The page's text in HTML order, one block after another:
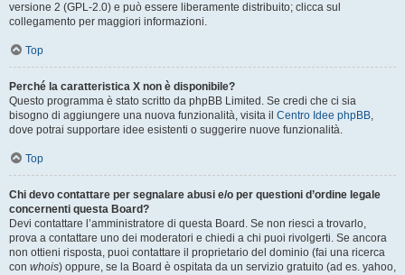
versione 2 (GPL-2.0) e può essere liberamente distribuito; clicca sul
collegamento per maggiori informazioni.
Top
Perché la caratteristica X non è disponibile?
Questo programma è stato scritto da phpBB Limited. Se credi che ci sia
bisogno di aggiungere una nuova funzionalità, visita il Centro Idee phpBB,
dove potrai supportare idee esistenti o suggerire nuove funzionalità.
Top
Chi devo contattare per segnalare abusi e/o per questioni d’ordine legale
concernenti questa Board?
Devi contattare l’amministratore di questa Board. Se non riesci a trovarlo,
prova a contattare uno dei moderatori e chiedi a chi puoi rivolgerti. Se ancora
non ottieni risposta, puoi contattare il proprietario del dominio (fai una ricerca
con whois) oppure, se la Board è ospitata da un servizio gratuito (ad es. yahoo,